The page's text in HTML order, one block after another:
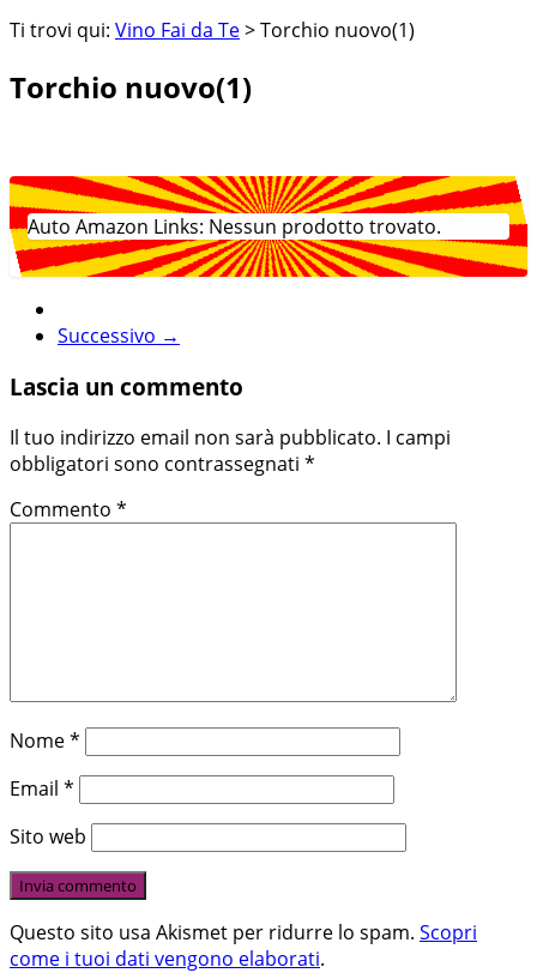
Ti trovi qui: Vino Fai da Te> Torchio nuovo(1)
Torchio nuovo(1)
Auto Amazon Links: Nessun prodotto trovato.
Successivo →
Lascia un commento
Il tuo indirizzo email non sarà pubblicato. I campi
obbligatori sono contrassegnati *
Commento *
Nome*
Email *
Sito web
Questo sito usa Akismet per ridurre lo spam. Scopri
come i tuoi dati vengono elaborati.